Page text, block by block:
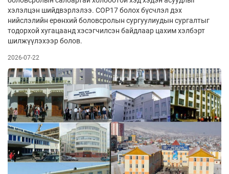
хэлэлцэн шийдвэрлэлээ. COP17 болох бүсчлэл дэх
нийслэлийн ерөнхий боловсролын сургуулиудын сургалтыг
тодорхой хугацаанд хэсэгчилсэн байдлаар цахим хэлбэрт
шилжүүлэхээр болов.
2026-07-22